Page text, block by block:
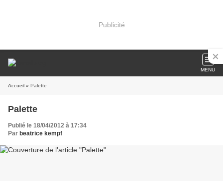
Publicité
MENU
Accueil » Palette
Palette
Publié le 18/04/2012 à 17:34
Par beatrice kempf